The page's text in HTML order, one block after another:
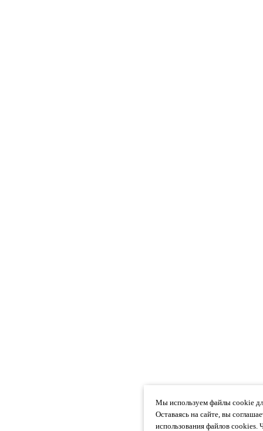
Мы используем файлы cookie
Оставаясь на сайте, вы
использования файлов cookies.